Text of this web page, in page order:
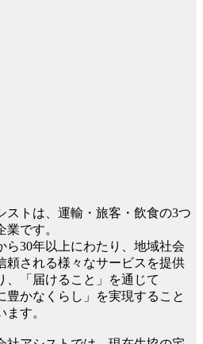
ストは、運輸・旅客・飲食の3つ
です。
ら30年以上にわたり、地域社会
頼される様々なサービスを提供
、「届けること」を通じて
豊かなくらし」を実現すること
ます。